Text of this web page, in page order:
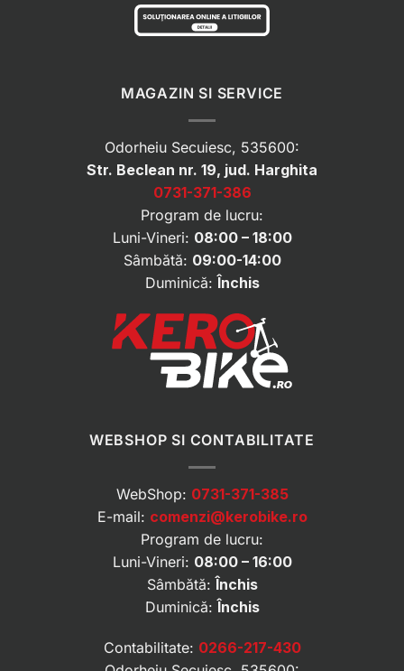
MAGAZIN SI SERVICE
Odorheiu Secuiesc, 535600:
Str. Beclean nr. 19, jud. Harghita
0731-371-386
Program de lucru:
Luni-Vineri: 08:00 – 18:00
Sâmbătă: 09:00-14:00
Duminică:Închis
WEBSHOP SI CONTABILITATE
WebShop: 0731-371-385
E-mail: comenzi@kerobike.ro
Program de lucru:
Luni-Vineri: 08:00 – 16:00
Sâmbătă:Închis
Duminică:Închis
Contabilitate: 0266-217-430